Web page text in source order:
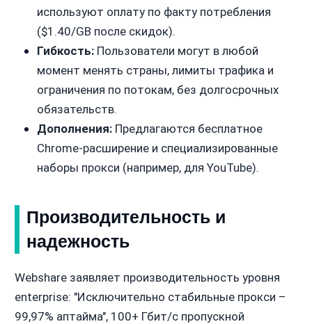
используют оплату по факту потребления
($1.40/GB после скидок).
Гибкость:Пользователи могут в любой
момент менять страны, лимиты трафика и
ограничения по потокам, без долгосрочных
обязательств.
Дополнения:Предлагаются бесплатное
Chrome-расширение и специализированные
наборы прокси (например, для YouTube).
Производительность и
надежность
Webshare заявляет производительность уровня
enterprise: "Исключительно стабильные прокси –
99,97% аптайма", 100+ Гбит/с пропускной